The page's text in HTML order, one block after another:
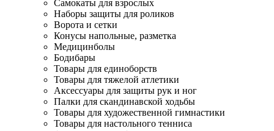
Самокаты для взрослых
Наборы защиты для роликов
Ворота и сетки
Конусы напольные, разметка
Медицинболы
Бодибары
Товары для единоборств
Товары для тяжелой атлетики
Аксессуары для защиты рук и ног
Палки для скандинавской ходьбы
Товары для художественной гимнастики
Товары для настольного тенниса